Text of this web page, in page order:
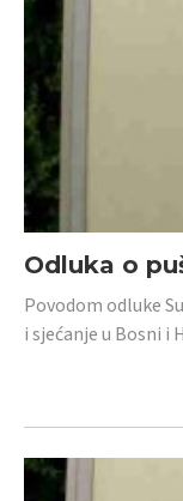
Odluka o
Povodom odluke
i sjećanje u Bosni